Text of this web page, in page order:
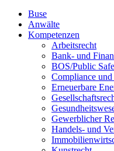
Buse
Anwälte
Kompetenzen
Arbeitsrecht
Bank- und
BOS/Public
Compliance und
Erneuerbare
Gewerblicher
Handels- und